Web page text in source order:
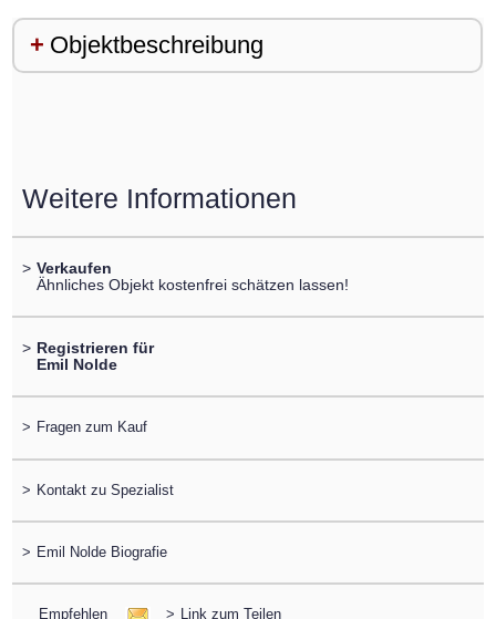
Objektbeschreibung
Weitere Informationen
> Verkaufen
Ähnliches Objekt kostenfrei schätzen lassen!
> Registrieren für
Emil Nolde
> Fragen zum Kauf
> Kontakt zu Spezialist
> Emil Nolde Biografie
Empfehlen > Link zum Teilen